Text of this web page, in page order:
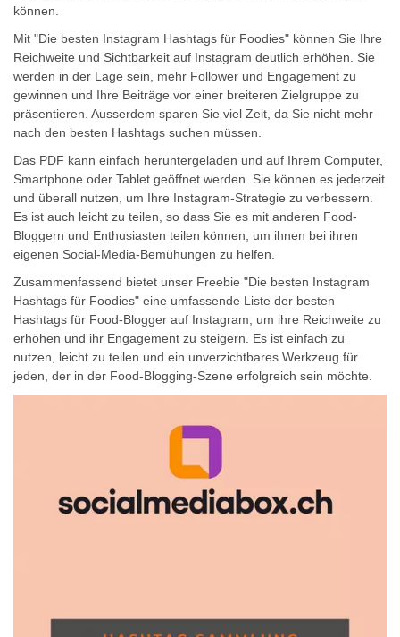
können.
Mit "Die besten Instagram Hashtags für Foodies" können Sie Ihre
Reichweite und Sichtbarkeit auf Instagram deutlich erhöhen. Sie
werden in der Lage sein, mehr Follower und Engagement zu
gewinnen und Ihre Beiträge vor einer breiteren Zielgruppe zu
präsentieren. Ausserdem sparen Sie viel Zeit, da Sie nicht mehr
nach den besten Hashtags suchen müssen.
Das PDF kann einfach heruntergeladen und auf Ihrem Computer,
Smartphone oder Tablet geöffnet werden. Sie können es jederzeit
und überall nutzen, um Ihre Instagram-Strategie zu verbessern.
Es ist auch leicht zu teilen, so dass Sie es mit anderen Food-
Bloggern und Enthusiasten teilen können, um ihnen bei ihren
eigenen Social-Media-Bemühungen zu helfen.
Zusammenfassend bietet unser Freebie "Die besten Instagram
Hashtags für Foodies" eine umfassende Liste der besten
Hashtags für Food-Blogger auf Instagram, um ihre Reichweite zu
erhöhen und ihr Engagement zu steigern. Es ist einfach zu
nutzen, leicht zu teilen und ein unverzichtbares Werkzeug für
jeden, der in der Food-Blogging-Szene erfolgreich sein möchte.